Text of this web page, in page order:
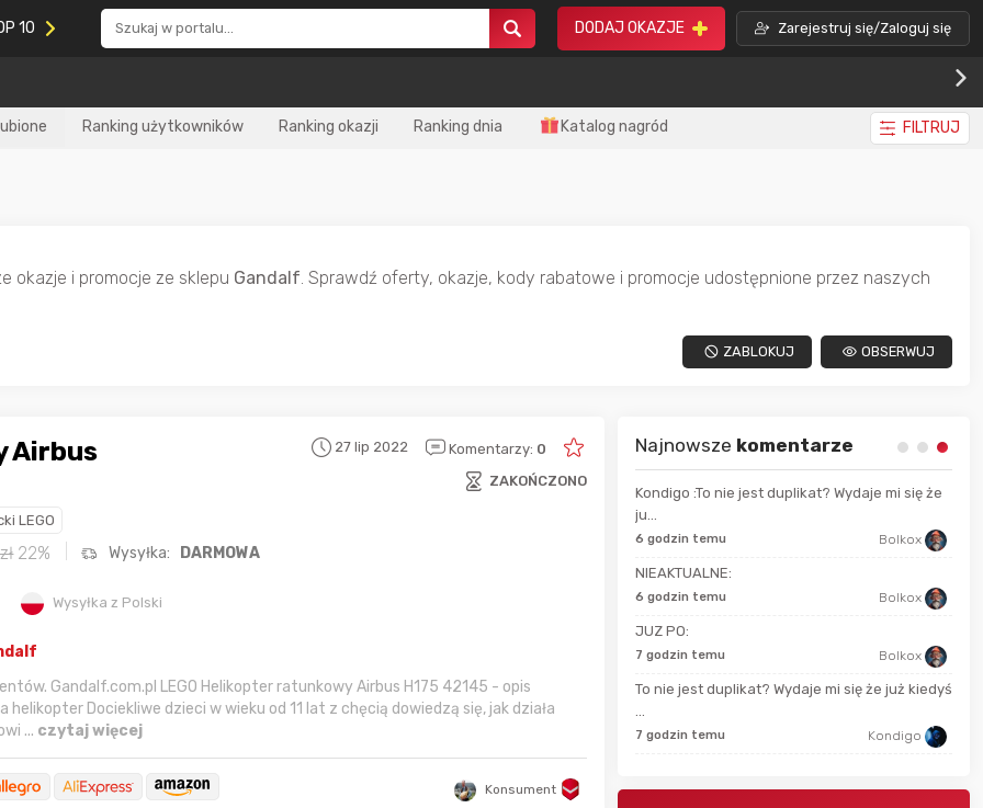
10 DODAJ OKAZJE Zarejestruj się/Zaloguj się
Ranking użytkowników Ranking okazji Ranking dnia Katalog nagród FILTRUJ
okazje i promocje ze sklepu Gandalf. Sprawdź oferty, okazje, kody rabatowe i promocje udostępnione przez naszych
OBSERWUJ
ZABLOKUJ
Airbus
27 lip 2022 Komentarzy: 0
ZAKOŃCZONO
LEGO
22% Wysyłka: DARMOWA
Wysyłka z Polski
Gandalf.com.pl LEGO Helikopter ratunkowy Airbus H175 42145 - opis
helikopter Dociekliwe dzieci w wieku od 11 lat z chęcią dowiedzą się, jak działa
... czytaj więcej
Konsument
Najnowsze komentarze
13 sekund temu
godzinę temu
godzinę temu
6 godzin temu
Kondigo :To nie jest duplikat? Wydaje mi się że
ju...
6 godzin temu Bolkox
NIEAKTUALNE:
6 godzin temu Bolkox
JUZ PO:
7 godzin temu Bolkox
To nie jest duplikat? Wydaje mi się że już kiedyś
...
7 godzin temu Kondigo